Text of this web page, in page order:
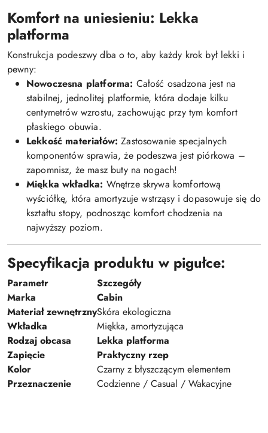
Komfort na uniesieniu: Lekka
platforma
Konstrukcja podeszwy dba o to, aby każdy krok był lekki i
pewny:
Nowoczesna platforma: Całość osadzona jest na
stabilnej, jednolitej platformie, która dodaje kilku
centymetrów wzrostu, zachowując przy tym komfort
płaskiego obuwia.
Lekkość materiałów: Zastosowanie specjalnych
komponentów sprawia, że podeszwa jest piórkowa –
zapomnisz, że masz buty na nogach!
Miękka wkładka: Wnętrze skrywa komfortową
wyściółkę, która amortyzuje wstrząsy i dopasowuje się do
kształtu stopy, podnosząc komfort chodzenia na
najwyższy poziom.
Specyfikacja produktu w pigułce:
Parametr
Szczegóły
Marka
Cabin
Materiał zewnętrznySkóra ekologiczna
Wkładka
Miękka, amortyzująca
Rodzaj obcasa
Lekka platforma
Zapięcie
Praktyczny rzep
Kolor
Czarny z błyszczącym elementem
Przeznaczenie
Codzienne / Casual / Wakacyjne